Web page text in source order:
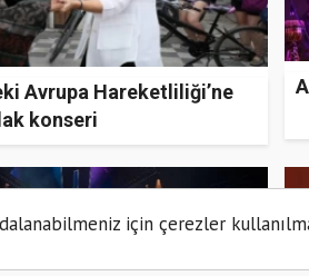
için çerezler
Avrupa Hareketliliği’ne
konseri